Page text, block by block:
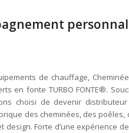
de chauffage,
en fonte TURBO FONTE®.
choisi de devenir
des cheminées, des
Forte d’une expérience